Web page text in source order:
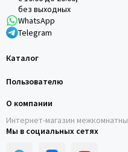
без выходных
WhatsApp
Telegram
Каталог
Пользователю
О компании
Интернет-магазин
Мы в социальных сетях